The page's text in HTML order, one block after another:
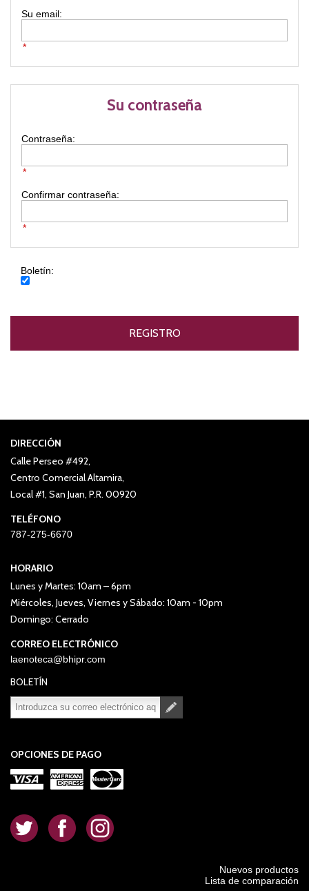
*
Boletín:
Su contraseña
Contraseña:
*
Confirmar contraseña:
*
DIRECCIÓN
Calle Perseo #492,
Centro Comercial Altamira,
Local #1, San Juan, P.R. 00920
TELÉFONO
787-275-6670
HORARIO
Lunes y Martes: 10am – 6pm
Miércoles, Jueves, Viernes y Sábado: 10am - 10pm
Domingo: Cerrado
CORREO ELECTRÓNICO
laenoteca@bhipr.com
BOLETÍN
OPCIONES DE PAGO
. . .
Nuevos productos
Lista de comparación